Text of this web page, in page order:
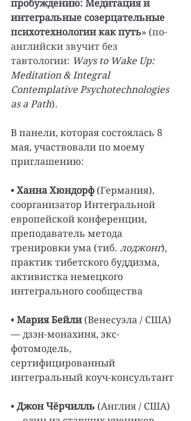
пробуждению: Медитация и
интегральные созерцательные
психотехнологии как путь» (по-
английски звучит без
тавтологии: Ways to Wake Up:
Meditation & Integral
Contemplative Psychotechnologies
as a Path).
В панели, которая состоялась 8
мая, участвовали по моему
приглашению:
• Ханна Хюндорф (Германия),
соорганизатор Интегральной
европейской конференции,
преподаватель метода
тренировки ума (тиб. лоджонг),
практик тибетского буддизма,
активистка немецкого
интегрального сообщества
• Мария Бейли (Венесуэла / США)
— дзэн-монахиня, экс-
фотомодель,
сертифицированный
интегральный коуч-консультант
• Джон Чёрчилль (Англия / США)